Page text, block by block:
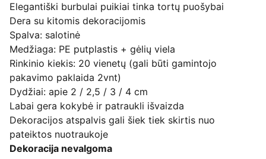
Elegantiški burbulai puikiai tinka tortų puošybai
Dera su kitomis dekoracijomis
Spalva: salotinė
Medžiaga: PE putplastis + gėlių viela
Rinkinio kiekis: 20 vienetų (gali būti gamintojo
pakavimo paklaida 2vnt)
Dydžiai: apie 2 / 2,5 / 3 / 4 cm
Labai gera kokybė ir patraukli išvaizda
Dekoracijos atspalvis gali šiek tiek skirtis nuo
pateiktos nuotraukoje
Dekoracija nevalgoma